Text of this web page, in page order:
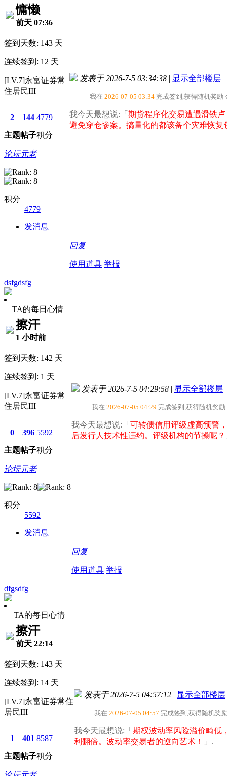
慵懒
前天 07:36
签到天数: 143 天
连续签到: 12 天
[LV.7]永富证券常
住居民III
2
主题
144
帖子
4779
积分
论坛元老
积分
4779
发消息
发表于 2026-7-5 03:34:38 | 显示全部楼层
我在 2026-07-05 03:34 完成签到,获得随机奖励
我今天最想说:「 期货程序化交易遭遇滑铁
避免穿仓惨案。搞量化的都该备个灾难恢复
回复
使用道具 举报
dsfgdsfg
TA的每日心情
擦汗
1 小时前
签到天数: 142 天
连续签到: 1 天
[LV.7]永富证券常
住居民III
0
主题
396
帖子
5592
积分
论坛元老
积分
5592
发消息
发表于 2026-7-5 04:29:58 | 显示全部楼层
我在 2026-07-05 04:29 完成签到,获得随机奖励
我今天最想说:「 可转债信用评级虚高预警
后发行人技术性违约。评级机构的节操呢？
回复
使用道具 举报
dfgsdfg
TA的每日心情
擦汗
前天 22:14
签到天数: 143 天
连续签到: 14 天
[LV.7]永富证券常住
居民III
1
主题
401
帖子
8587
积分
发表于 2026-7-5 04:57:12 | 显示全部楼层
我在 2026-07-05 04:57 完成签到,获得随机奖
我今天最想说:「 期权波动率风险溢价畸低
利翻倍。波动率交易者的逆向艺术！
」.